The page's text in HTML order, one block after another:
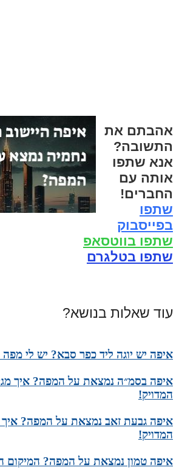
אהבתם את
התשובה?
אנא שתפו
אותה עם
החברים!
שתפו
בפייסבוק
שתפו בווטסאפ
שתפו בטלגרם
עוד שאלות בנושא?
איפה יש יוגה ליד כפר סבא? יש לי
איפה בסמ״ה נמצאת על המפה? איך
המדויק!
איפה גבעת זאב נמצאת על המפה? איך
המדויק!
איפה טמון נמצאת על המפה? המיקום